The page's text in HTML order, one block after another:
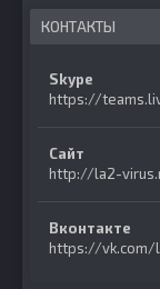
КОНТАКТЫ
Skype
https://
Сайт
http://la2-
Вконтакте
https://vk.com/